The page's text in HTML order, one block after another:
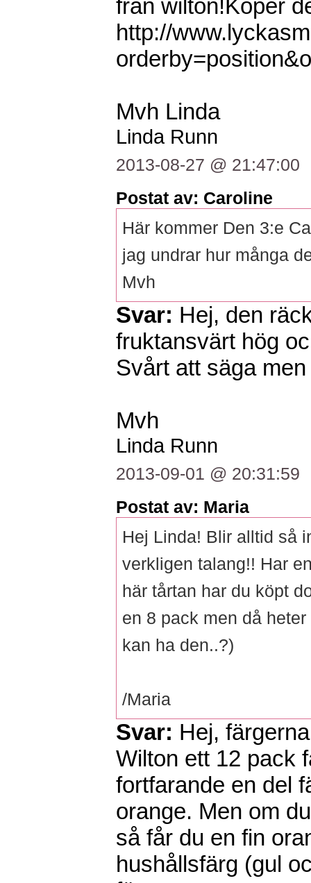
från wilton!Köper
http://
Mvh Linda
Linda Runn
2013-08-27 @ 21:47:00
Postat av: Caroline
Här kommer Den 3:e
jag undrar hur många
Mvh
Svar: Hej, den
fruktansvärt hög
Svårt att säga
Mvh
Linda Runn
2013-09-01 @ 20:31:59
Postat av: Maria
Hej Linda! Blir alltid så
verkligen talang!! Har
här tårtan har du köpt
en 8 pack men då
kan ha den..?)
/Maria
Svar: Hej,
Wilton ett 12 pack
fortfarande en del
orange. Men om
så får du en fin
hushållsfärg (gul